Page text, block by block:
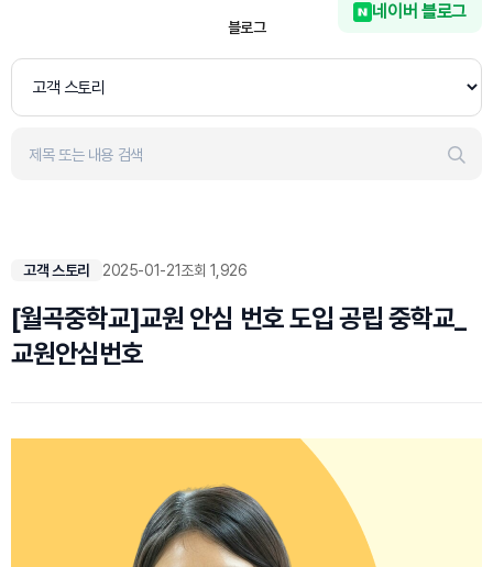
블로그
네이버 블로그
고객 스토리 2025-01-21조회 1,926
[월곡중학교]교원 안심 번호 도입 공립 중학교_
교원안심번호